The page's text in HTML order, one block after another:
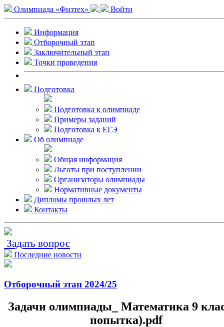
Олимпиада «Физтех» Войти
Информация
Отборочный этап
Заключительный этап
Точки проведения
Подготовка
Подготовка к олимпиаде
Примеры заданий
Подготовка к ЕГЭ
Об олимпиаде
Общая информация
Льготы при поступлении
Организаторы олимпиады
Нормативные документы
Дипломы прошлых лет
Контакты
Задать вопрос
Последние новости
Отборочный этап 2024/25
Задачи олимпиады_ Математика 9
попытка).pdf